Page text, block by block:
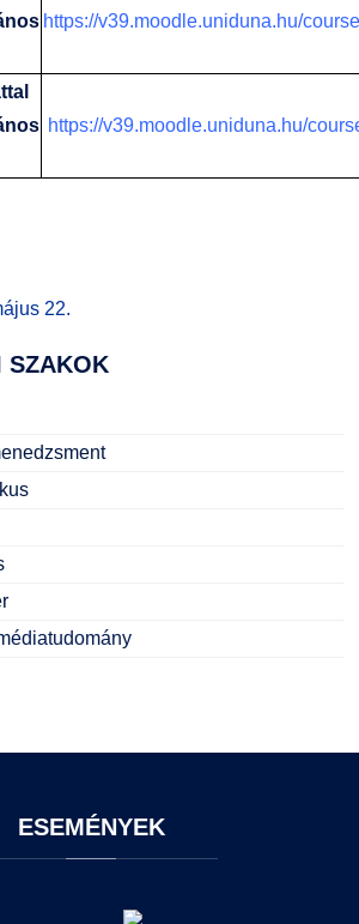
https://v39.moodle.uniduna.hu/
https://v39.moodle.uniduna.hu/
22.
SZAKOK
ESEMÉNYEK